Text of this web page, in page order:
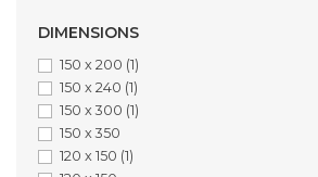
DIMENSIONS
150 x 200 (1)
150 x 240 (1)
150 x 300 (1)
150 x 350
120 x 150 (1)